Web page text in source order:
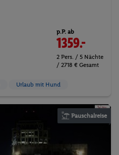
p.P. ab
1359.-
2 Pers. / 5 Nächte
/ 2718 € Gesamt
Urlaub mit Hund
Pauschalreise